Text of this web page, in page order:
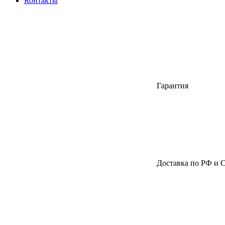
Гарантия
Доставка по РФ и